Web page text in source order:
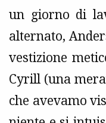
un giorno di
alternato,
vestizione
Cyrill (una
che avevamo